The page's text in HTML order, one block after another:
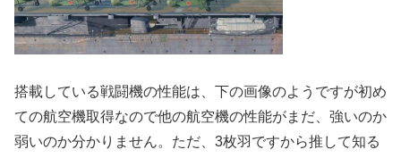
搭載している戦闘機の性能は、下の画像のようですが初め
ての航空機取得なので他の航空機の性能がまだ、強いのか
弱いのか分かりません。ただ、3枚羽ですから推して知る